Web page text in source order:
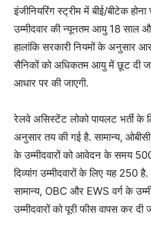
इंजीनियरिंग स्ट्रीम में बीई/बीटेक
उम्मीदवार की न्यूनतम आयु 18 साल
हालांकि सरकारी नियमों के अनुसार
सैनिकों को अधिकतम आयु में छूट दी
आधार पर की जाएगी.
रेलवे असिस्टेंट लोको पायलट भर्ती के
अनुसार तय की गई है. सामान्य,
के उम्मीदवारों को आवेदन के समय
दिव्यांग उम्मीदवारों के लिए यह 250
सामान्य, OBC और EWS वर्ग के
उम्मीदवारों को पूरी फीस वापस कर दी